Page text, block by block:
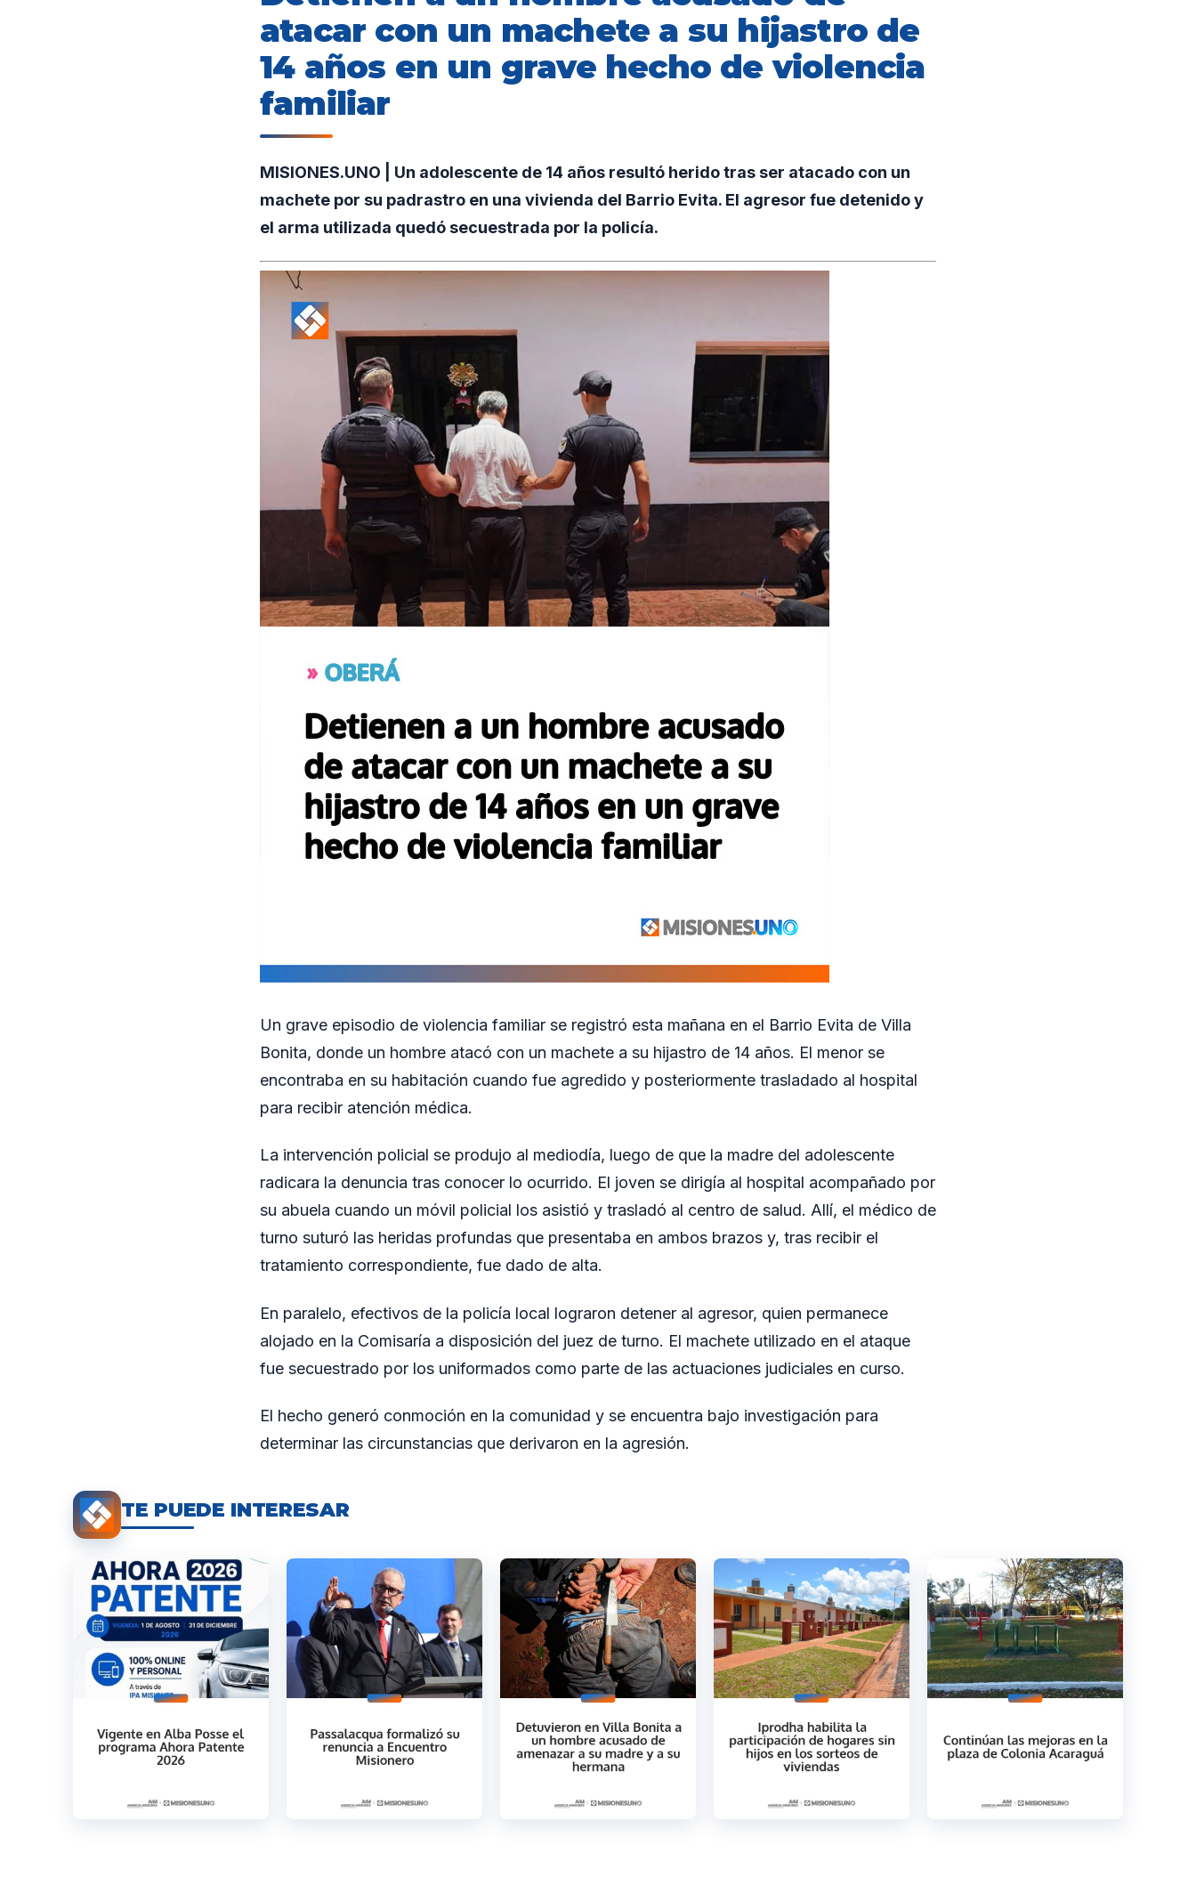
atacar con un machete a su hijastro de
14 años en un grave hecho de violencia
familiar
MISIONES.UNO | Un adolescente de 14 años resultó herido tras ser atacado con un
machete por su padrastro en una vivienda del Barrio Evita. El agresor fue detenido y
el arma utilizada quedó secuestrada por la policía.
Un grave episodio de violencia familiar se registró esta mañana en el Barrio Evita de Villa
Bonita, donde un hombre atacó con un machete a su hijastro de 14 años. El menor se
encontraba en su habitación cuando fue agredido y posteriormente trasladado al hospital
para recibir atención médica.
La intervención policial se produjo al mediodía, luego de que la madre del adolescente
radicara la denuncia tras conocer lo ocurrido. El joven se dirigía al hospital acompañado por
su abuela cuando un móvil policial los asistió y trasladó al centro de salud. Allí, el médico de
turno suturó las heridas profundas que presentaba en ambos brazos y, tras recibir el
tratamiento correspondiente, fue dado de alta.
En paralelo, efectivos de la policía local lograron detener al agresor, quien permanece
alojado en la Comisaría a disposición del juez de turno. El machete utilizado en el ataque
fue secuestrado por los uniformados como parte de las actuaciones judiciales en curso.
El hecho generó conmoción en la comunidad y se encuentra bajo investigación para
determinar las circunstancias que derivaron en la agresión.
TE PUEDE INTERESAR